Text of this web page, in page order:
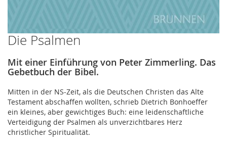
Die Psalmen
Mit einer Einführung von Peter Zimmerling. Das
Gebetbuch der Bibel.
Mitten in der NS-Zeit, als die Deutschen Christen das Alte
Testament abschaffen wollten, schrieb Dietrich Bonhoeffer
ein kleines, aber gewichtiges Buch: eine leidenschaftliche
Verteidigung der Psalmen als unverzichtbares Herz
christlicher Spiritualität.
Zum
Anfang
der
Bildergalerie
springen